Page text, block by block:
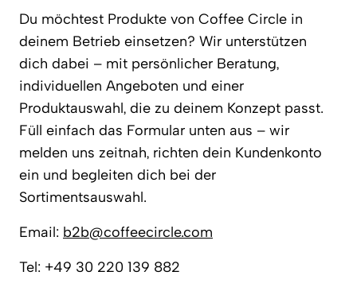
Du möchtest Produkte von Coffee Circle in
deinem Betrieb einsetzen? Wir unterstützen
dich dabei – mit persönlicher Beratung,
individuellen Angeboten und einer
Produktauswahl, die zu deinem Konzept passt.
Füll einfach das Formular unten aus – wir
melden uns zeitnah, richten dein Kundenkonto
ein und begleiten dich bei der
Sortimentsauswahl.
Email: b2b@coffeecircle.com
Tel: +49 30 220 139 882